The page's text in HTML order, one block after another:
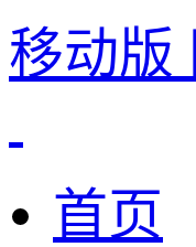
移动版
首页